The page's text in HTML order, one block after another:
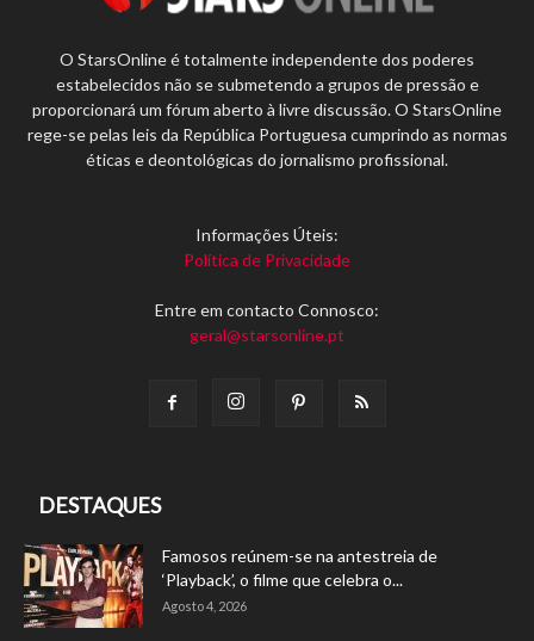
O StarsOnline é totalmente independente dos poderes
estabelecidos não se submetendo a grupos de pressão e
proporcionará um fórum aberto à livre discussão. O StarsOnline
rege-se pelas leis da República Portuguesa cumprindo as normas
éticas e deontológicas do jornalismo profissional.
Informações Úteis:
Política de Privacidade
Entre em contacto Connosco:
geral@starsonline.pt
DESTAQUES
Famosos reúnem-se na antestreia de
‘Playback’, o filme que celebra o...
Agosto 4, 2026